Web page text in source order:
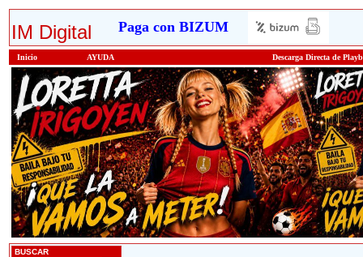
IM Digital Paga con BIZUM
Inicio AYUDA Descarga Directa de
BUSCAR